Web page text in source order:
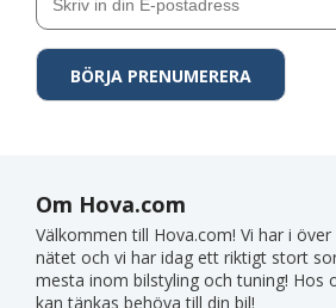
Om Hova.com
Välkommen till Hova.com! Vi har i
nätet och vi har idag ett riktigt stort
mesta inom bilstyling och tuning! Hos
kan tänkas behöva till din bil!